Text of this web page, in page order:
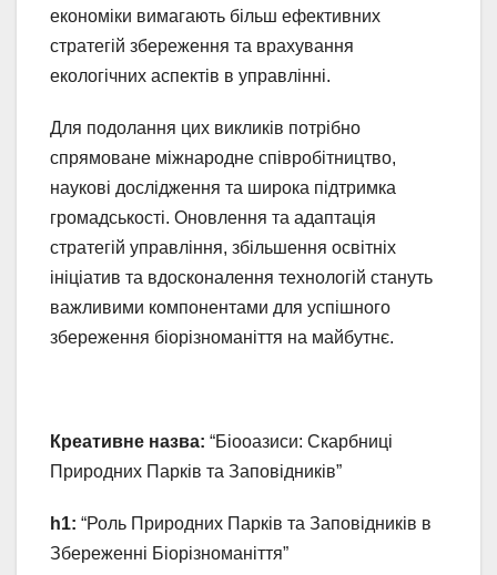
економіки вимагають більш ефективних
стратегій збереження та врахування
екологічних аспектів в управлінні.
Для подолання цих викликів потрібно
спрямоване міжнародне співробітництво,
наукові дослідження та широка підтримка
громадськості. Оновлення та адаптація
стратегій управління, збільшення освітніх
ініціатив та вдосконалення технологій стануть
важливими компонентами для успішного
збереження біорізноманіття на майбутнє.
Креативне назва: “Біооазиси: Скарбниці
Природних Парків та Заповідників”
h1: “Роль Природних Парків та Заповідників в
Збереженні Біорізноманіття”